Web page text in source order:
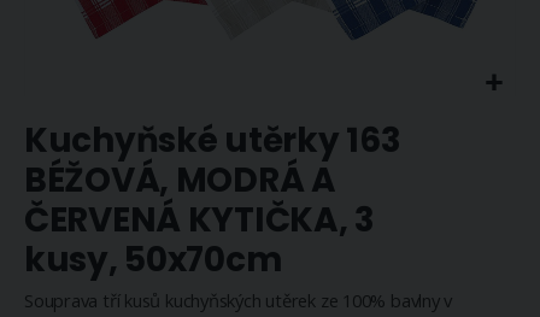
na
začátek
galerie
s
obrázky
Kuchyňské utěrky 163
BÉŽOVÁ, MODRÁ A
ČERVENÁ KYTIČKA, 3
kusy, 50x70cm
Souprava tří kusů kuchyňských utěrek ze 100% bavlny v